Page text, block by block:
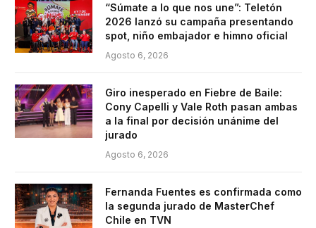
“Súmate a lo que nos une”: Teletón
2026 lanzó su campaña presentando
spot, niño embajador e himno oficial
Agosto 6, 2026
Giro inesperado en Fiebre de Baile:
Cony Capelli y Vale Roth pasan ambas
a la final por decisión unánime del
jurado
Agosto 6, 2026
Fernanda Fuentes es confirmada como
la segunda jurado de MasterChef
Chile en TVN